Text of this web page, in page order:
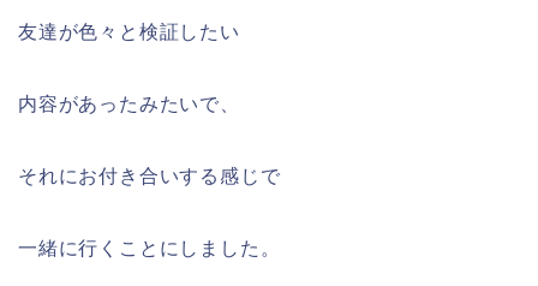
友達が色々と検証したい
内容があったみたいで、
それにお付き合いする感じで
一緒に行くことにしました。